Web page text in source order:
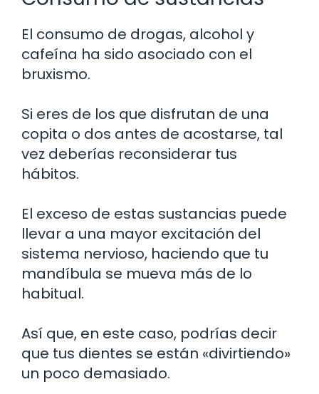
El consumo de drogas, alcohol y
cafeína ha sido asociado con el
bruxismo.
Si eres de los que disfrutan de una
copita o dos antes de acostarse, tal
vez deberías reconsiderar tus
hábitos.
El exceso de estas sustancias puede
llevar a una mayor excitación del
sistema nervioso, haciendo que tu
mandíbula se mueva más de lo
habitual.
Así que, en este caso, podrías decir
que tus dientes se están «divirtiendo»
un poco demasiado.